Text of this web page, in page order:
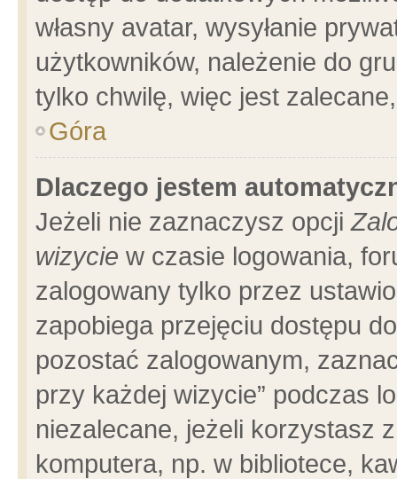
własny avatar, wysyłanie
użytkowników, należenie do
tylko chwilę, więc jest
Góra
Dlaczego jestem
Jeżeli nie zaznaczysz opcji
wizycie w czasie logowania,
zalogowany tylko przez
zapobiega przejęciu dostępu
pozostać zalogowanym,
przy każdej wizycie” podczas
niezalecane, jeżeli korzystasz
komputera, np. w bibliotece,